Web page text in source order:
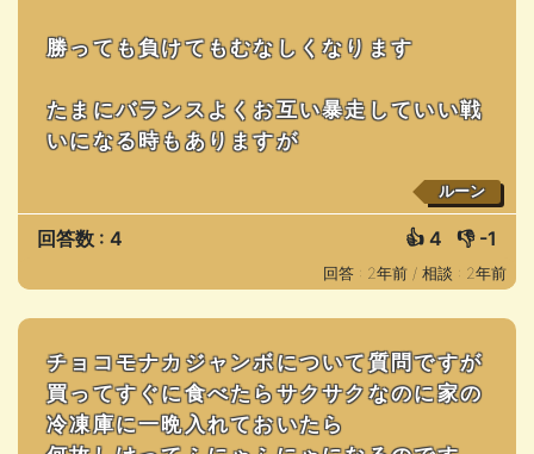
勝っても負けてもむなしくなります
たまにバランスよくお互い暴走していい戦
いになる時もありますが
ルーン
回答数 : 4 👍 4 👎 -1
回答 : 2年前 / 相談 : 2年前
チョコモナカジャンボについて質問ですが
買ってすぐに食べたらサクサクなのに家の
冷凍庫に一晩入れておいたら